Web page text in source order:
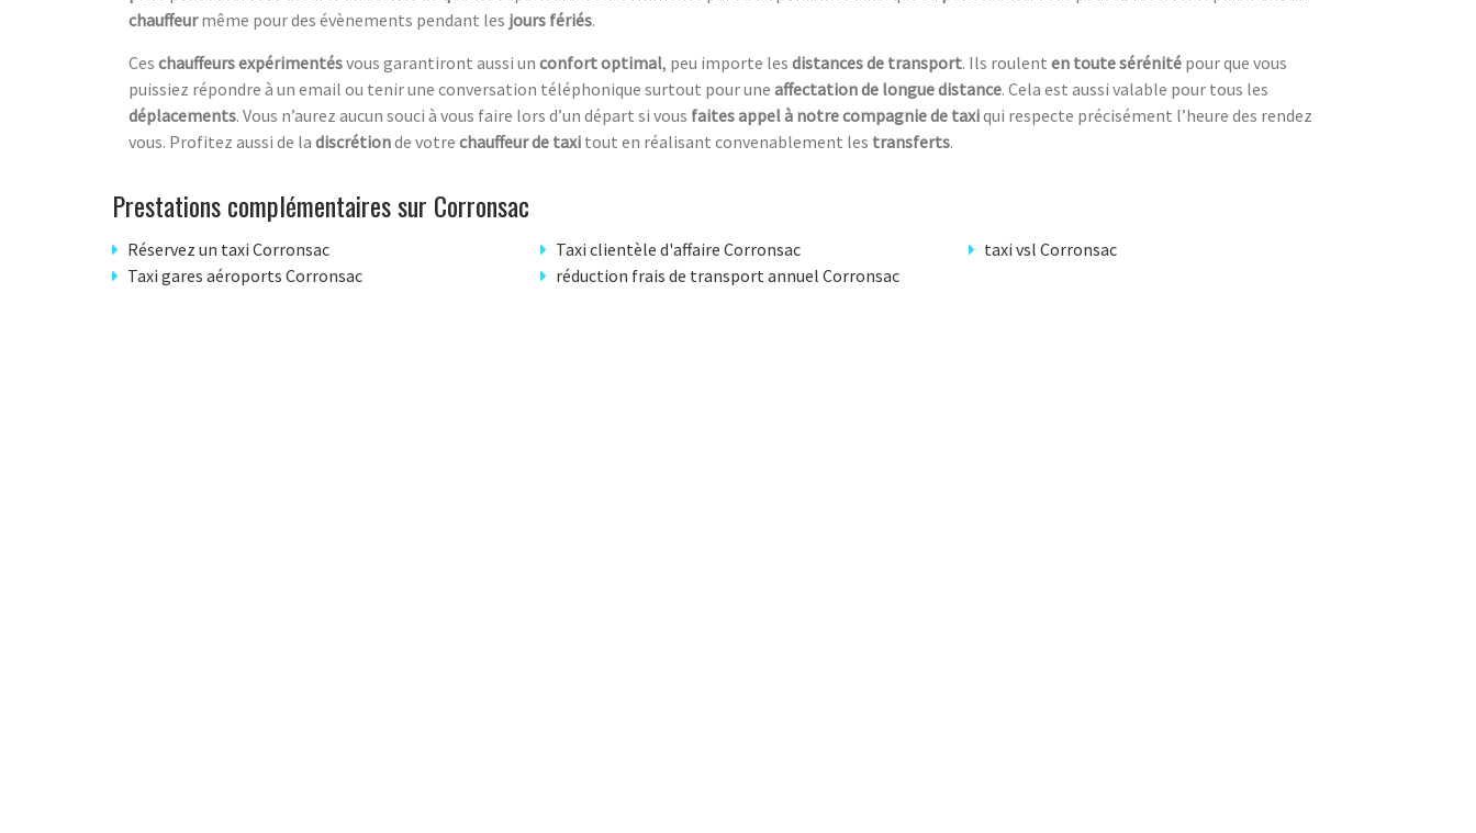
chauffeurmême pour des évènements pendant les jours fériés.
Ces chauffeurs expérimentésvous garantiront aussi un confort optimal, peu importe les distances de transport. Ils roulent en toute sérénité pour que vous
puissiez répondre à un email ou tenir une conversation téléphonique surtout pour une affectation de longue distance. Cela est aussi valable pour tous les
déplacements. Vous n’aurez aucun souci à vous faire lors d’un départ si vous faites appel à notre compagnie de taxiqui respecte précisément l’heure des rendez
vous. Profitez aussi de la discrétionde votre chauffeur de taxi tout en réalisant convenablement les transferts.
Prestations complémentaires sur Corronsac
Réservez un taxi Corronsac
Taxi gares aéroports Corronsac
Taxi clientèle d'affaire Corronsac
réduction frais de transport annuel Corronsac
taxi vsl Corronsac